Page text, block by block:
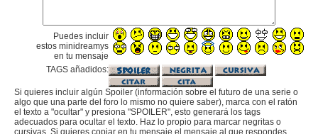
Puedes incluir
estos minidreamys
en tu mensaje
TAGS añadidos:
Si quieres incluir algún Spoiler (información sobre el futuro de una serie o
algo que una parte del foro lo mismo no quiere saber), marca con el ratón
el texto a "ocultar" y presiona "SPOILER", esto generará los tags
adecuados para ocultar el texto. Haz lo propio para marcar negritas o
cursivas. Si quieres copiar en tu mensaje el mensaje al que respondes,